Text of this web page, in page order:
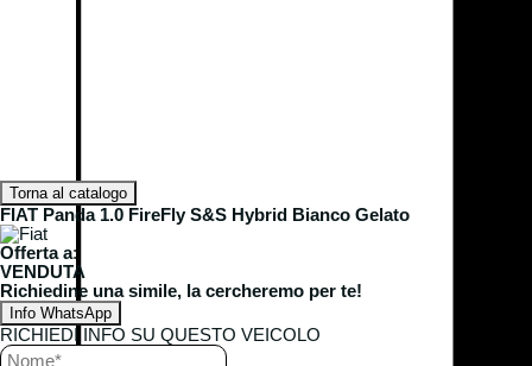
Torna al catalogo
FIAT Panda 1.0 FireFly S&S Hybrid Bianco Gelato
Offerta a:
VENDUTA
Richiedine una simile, la cercheremo per te!
Info WhatsApp
RICHIEDI INFO SU QUESTO VEICOLO